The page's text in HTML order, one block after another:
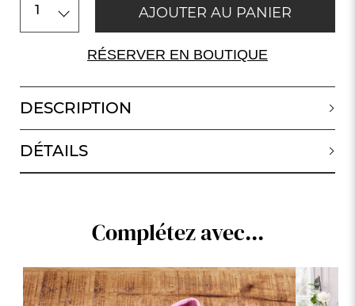
1 AJOUTER AU PANIER
RÉSERVER EN BOUTIQUE
DESCRIPTION
DÉTAILS
Complétez avec...